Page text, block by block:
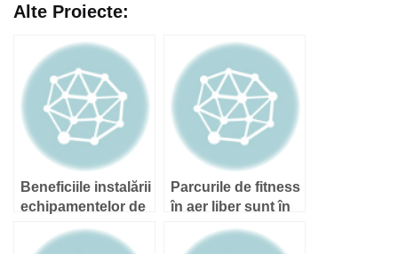
Alte Proiecte:
Beneficiile instalării
echipamentelor de
fitness în parcurile
publice
Parcurile de fitness
în aer liber sunt în